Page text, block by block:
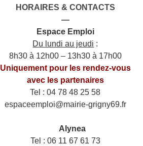
HORAIRES & CONTACTS
—
Espace Emploi
Du lundi au jeudi :
8h30 à 12h00 – 13h30 à 17h00
Uniquement pour les rendez-vous
avec les partenaires
Tel : 04 78 48 25 58
espaceemploi@mairie-grigny69.fr
Alynea
Tel : 06 11 67 61 73